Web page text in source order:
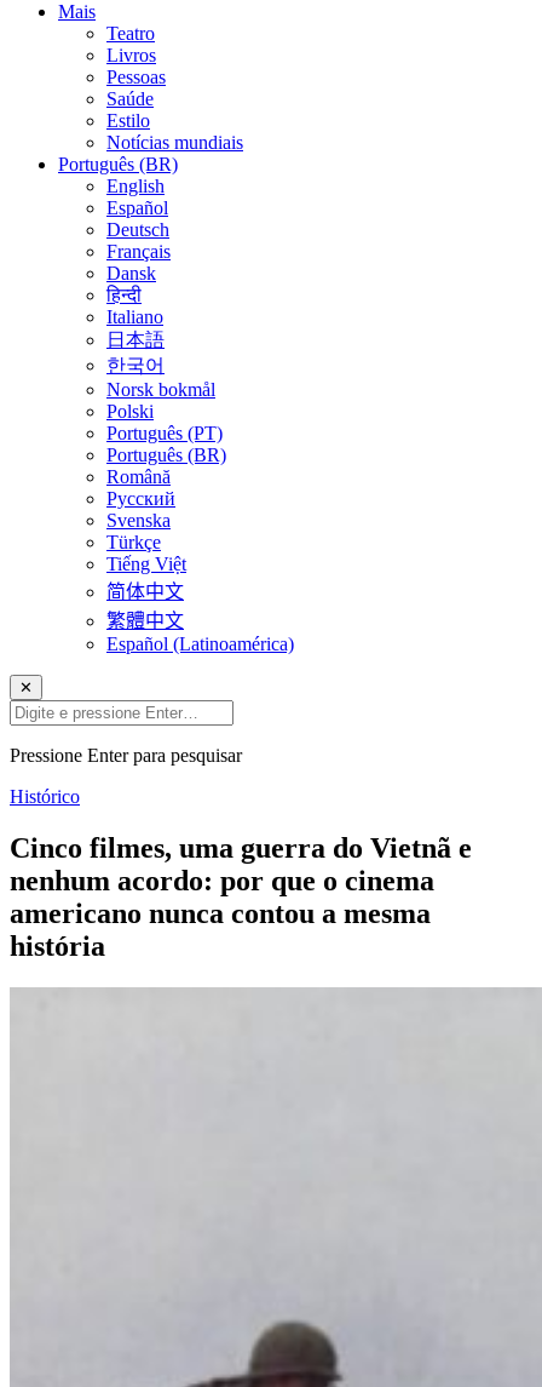
Mais
Teatro
Livros
Pessoas
Saúde
Estilo
Notícias mundiais
Português (BR)
English
Español
Deutsch
Français
Dansk
हिन्दी
Italiano
日本語
한국어
Norsk bokmål
Polski
Português (PT)
Português (BR)
Română
Русский
Svenska
Türkçe
Tiếng Việt
简体中文
繁體中文
Español (Latinoamérica)
✕
Pressione Enter para pesquisar
Histórico
Cinco filmes, uma guerra do Vietnã e
nenhum acordo: por que o cinema
americano nunca contou a mesma
história